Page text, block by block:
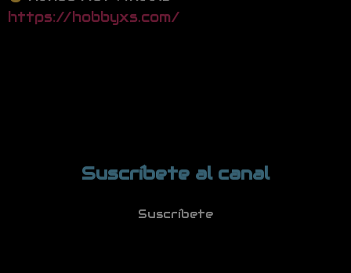
https://hobbyxs.com/
Suscríbete al canal
Suscríbete